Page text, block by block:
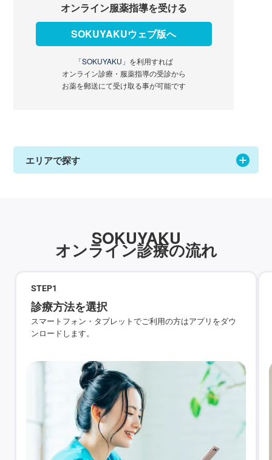
オンライン服薬指導を受ける
SOKUYAKUウェブ版へ
「SOKUYAKU」 を利用すれば
オンライン診療・服薬指導の受診から
お薬を郵送にて受け取る事が可能です
エリアで探す
SOKUYAKU
オンライン診療の流れ
STEP1
診療方法を選択
スマートフォン・タブレットでご利用の方はアプリをダウ
ンロードします。